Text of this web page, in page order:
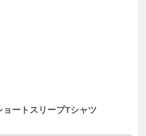
ョートスリーブTシャツ